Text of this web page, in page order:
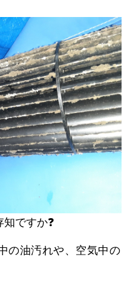
ですか❓
の油汚れや、空気中の